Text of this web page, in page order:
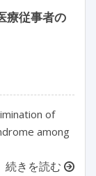
療従事者の
of
among
続きを読む